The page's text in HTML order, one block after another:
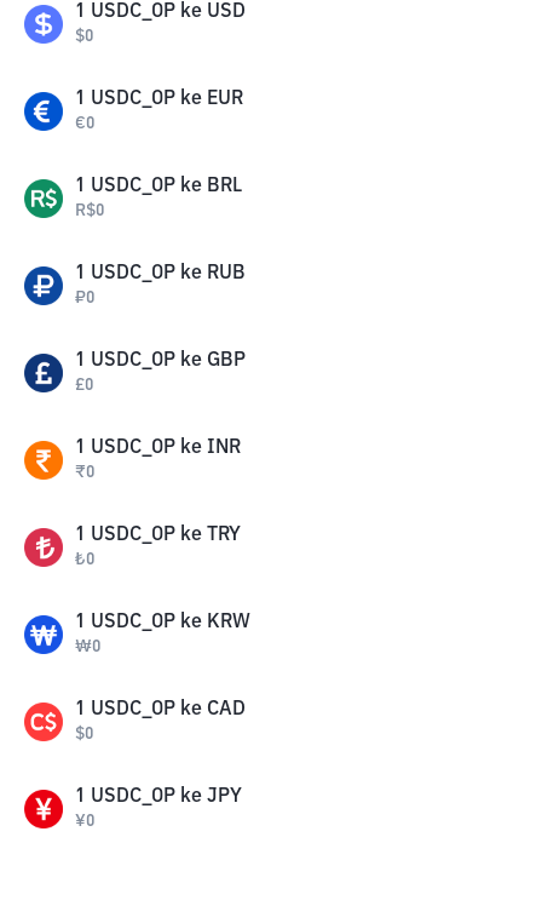
1 USDC_OP ke USD
$0
1 USDC_OP ke EUR
€0
1 USDC_OP ke BRL
R$0
1 USDC_OP ke RUB
₽0
1 USDC_OP ke GBP
£0
1 USDC_OP ke INR
₹0
1 USDC_OP ke TRY
₺0
1 USDC_OP ke KRW
₩0
1 USDC_OP ke CAD
$0
1 USDC_OP ke JPY
¥0